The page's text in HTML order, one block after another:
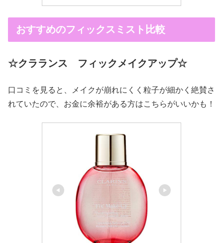
おすすめのフィックスミスト比較
☆クラランス フィックメイクアップ☆
口コミを見ると、メイクが崩れにくく粒子が細かく絶賛さ
れていたので、お金に余裕がある方はこちらがいいかも！